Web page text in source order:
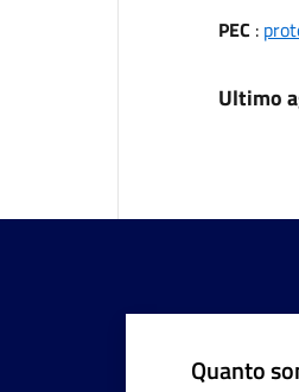
PEC :
Ultimo
Quanto